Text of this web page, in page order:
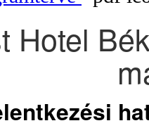
Hotel